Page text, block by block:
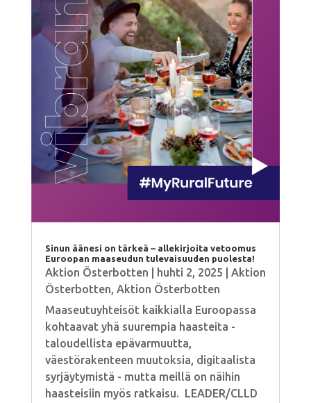
Sinun äänesi on tärkeä – allekirjoita vetoomus
Euroopan maaseudun tulevaisuuden puolesta!
Aktion Österbotten huhti 2, 2025
Aktion
Österbotten, Aktion Österbotten
Maaseutuyhteisöt kaikkialla Euroopassa
kohtaavat yhä suurempia haasteita -
taloudellista epävarmuutta,
väestörakenteen muutoksia, digitaalista
syrjäytymistä - mutta meillä on näihin
haasteisiin myös ratkaisu. LEADER/CLLD